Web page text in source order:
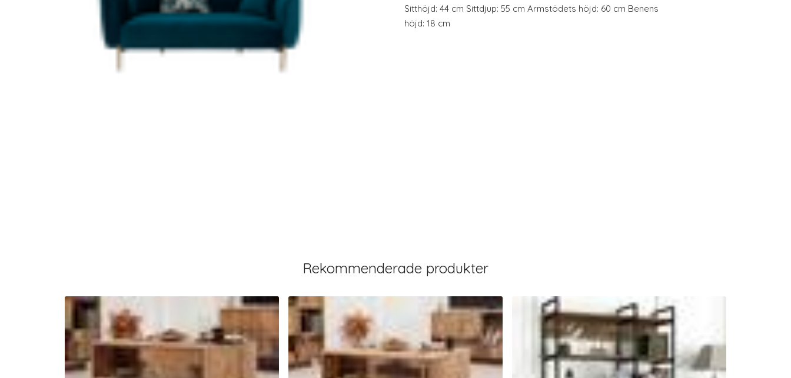
Sitthöjd: 44 cm Sittdjup: 55 cm Armstödets höjd: 60 cm Benens
höjd: 18 cm
Rekommenderade produkter